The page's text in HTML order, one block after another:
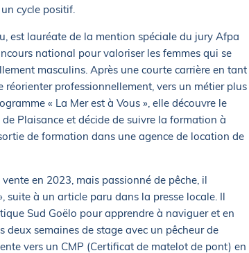
cycle positif.
est lauréate de la mention spéciale du jury Afpa
national pour valoriser les femmes qui se
masculins. Après une courte carrière en tant
réorienter professionnellement, vers un métier plus
« La Mer est à Vous », elle découvre le
Plaisance et décide de suivre la formation à
de formation dans une agence de location de
en 2023, mais passionné de pêche, il
suite à un article paru dans la presse locale. Il
Sud Goëlo pour apprendre à naviguer et en
semaines de stage avec un pêcheur de
vers un CMP (Certificat de matelot de pont) en